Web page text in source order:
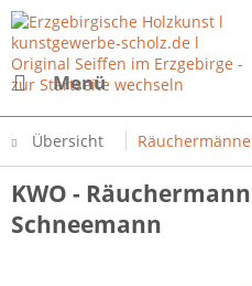
Menü
Übersicht
KWO -
Schneemann